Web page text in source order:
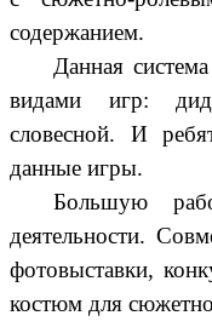
содержанием.
Данная
видами игр:
словесной. И
данные игры.
Большую
деятельности.
фотовыставки,
костюм для